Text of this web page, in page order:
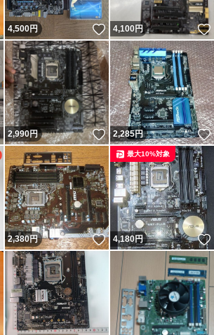
いいね！
4,500円 いいね！
4,100円
いいね！
2,990円 いいね！
2,285円
いいね！
2,380円 いいね！
4,180円
最大10%対象